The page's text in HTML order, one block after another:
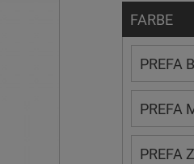
FARBE
PREFA
PREFA
PREFA